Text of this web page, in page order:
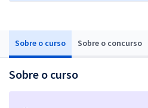
Sobre o curso Sobre o concurso
Sobre o curso